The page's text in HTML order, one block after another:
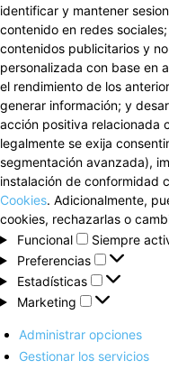
identificar y mantener
contenido en redes
contenidos publicitarios y
personalizada con base en
el rendimiento de los
generar información; y
acción positiva relacionada
legalmente se exija
segmentación avanzada),
instalación de conformidad
Cookies. Adicionalmente,
cookies, rechazarlas o
Funcional
Funcional
Siempre
Preferencias
Estadísticas
Estadísticas
Marketing
Marketing
Administrar opciones
Gestionar los servicios